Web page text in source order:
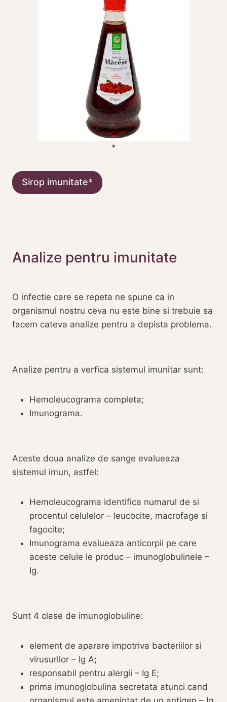
Sirop imunitate
Analize pentru imunitate
O infectie care se repeta ne spune ca in
organismul nostru ceva nu este bine si trebuie sa
facem cateva analize pentru a depista problema.
Analize pentru a verfica sistemul imunitar sunt:
Hemoleucograma completa;
Imunograma.
Aceste doua analize de sange evalueaza
sistemul imun, astfel:
Hemoleucograma identifica numarul de si
procentul celulelor – leucocite, macrofage si
fagocite;
Imunograma evalueaza anticorpii pe care
aceste celule le produc – imunoglobulinele –
Ig.
Sunt 4 clase de imunoglobuline:
element de aparare impotriva bacteriilor si
virusurilor – Ig A;
responsabil pentru alergii – Ig E;
prima imunoglobulina secretata atunci cand